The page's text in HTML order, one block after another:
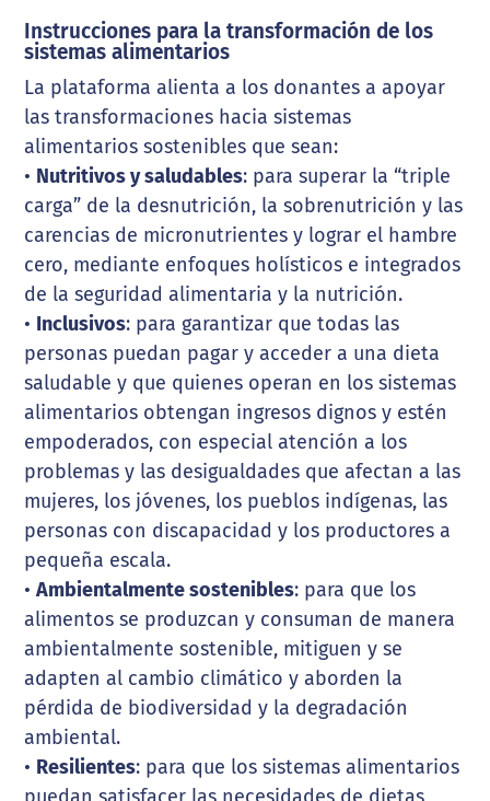
Instrucciones para la transformación de los
sistemas alimentarios
La plataforma alienta a los donantes a apoyar
las transformaciones hacia sistemas
alimentarios sostenibles que sean:
• Nutritivos y saludables: para superar la “triple
carga” de la desnutrición, la sobrenutrición y las
carencias de micronutrientes y lograr el hambre
cero, mediante enfoques holísticos e integrados
de la seguridad alimentaria y la nutrición.
• Inclusivos: para garantizar que todas las
personas puedan pagar y acceder a una dieta
saludable y que quienes operan en los sistemas
alimentarios obtengan ingresos dignos y estén
empoderados, con especial atención a los
problemas y las desigualdades que afectan a las
mujeres, los jóvenes, los pueblos indígenas, las
personas con discapacidad y los productores a
pequeña escala.
•Ambientalmente sostenibles: para que los
alimentos se produzcan y consuman de manera
ambientalmente sostenible, mitiguen y se
adapten al cambio climático y aborden la
pérdida de biodiversidad y la degradación
ambiental.
• Resilientes: para que los sistemas alimentarios